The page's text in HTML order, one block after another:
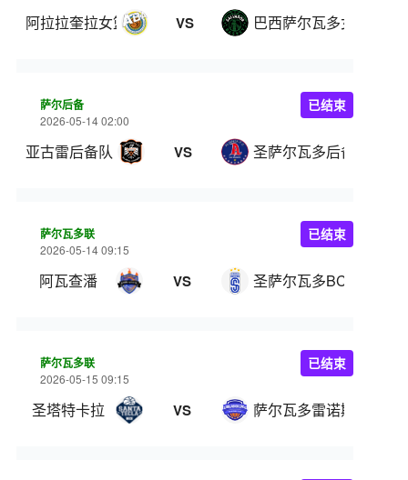
阿拉拉奎拉女篮 VS 巴西萨尔瓦多女篮
萨尔后备
2026-05-14 02:00
亚古雷后备队 VS 圣萨尔瓦多后备
已结束
萨尔瓦多联
2026-05-14 09:15
阿瓦查潘 VS 圣萨尔瓦多BC
已结束
萨尔瓦多联
2026-05-15 09:15
圣塔特卡拉 VS 萨尔瓦多雷诺斯
已结束